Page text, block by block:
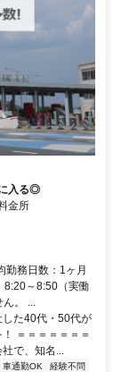
入る◎
金所
勤務日数：1ヶ月
8:20～8:50（実働
。 ...
た40代・50代が
＝＝＝＝＝＝＝
で、知名...
車通勤OK
経験不問